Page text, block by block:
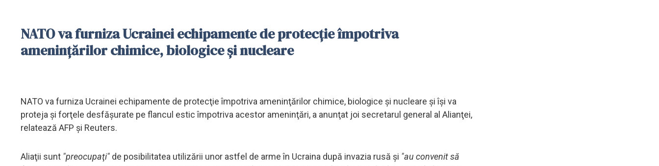
NATO va furniza Ucrainei echipamente de protecţie împotriva
ameninţărilor chimice, biologice şi nucleare
NATO va furniza Ucrainei echipamente de protecţie împotriva ameninţărilor chimice, biologice şi nucleare şi îşi va
proteja şi forţele desfăşurate pe flancul estic împotriva acestor ameninţări, a anunţat joi secretarul general al Alianţei,
relatează AFP şi Reuters.
Aliaţii sunt "preocupaţi" de posibilitatea utilizării unor astfel de arme în Ucraina după invazia rusă şi "au convenit să